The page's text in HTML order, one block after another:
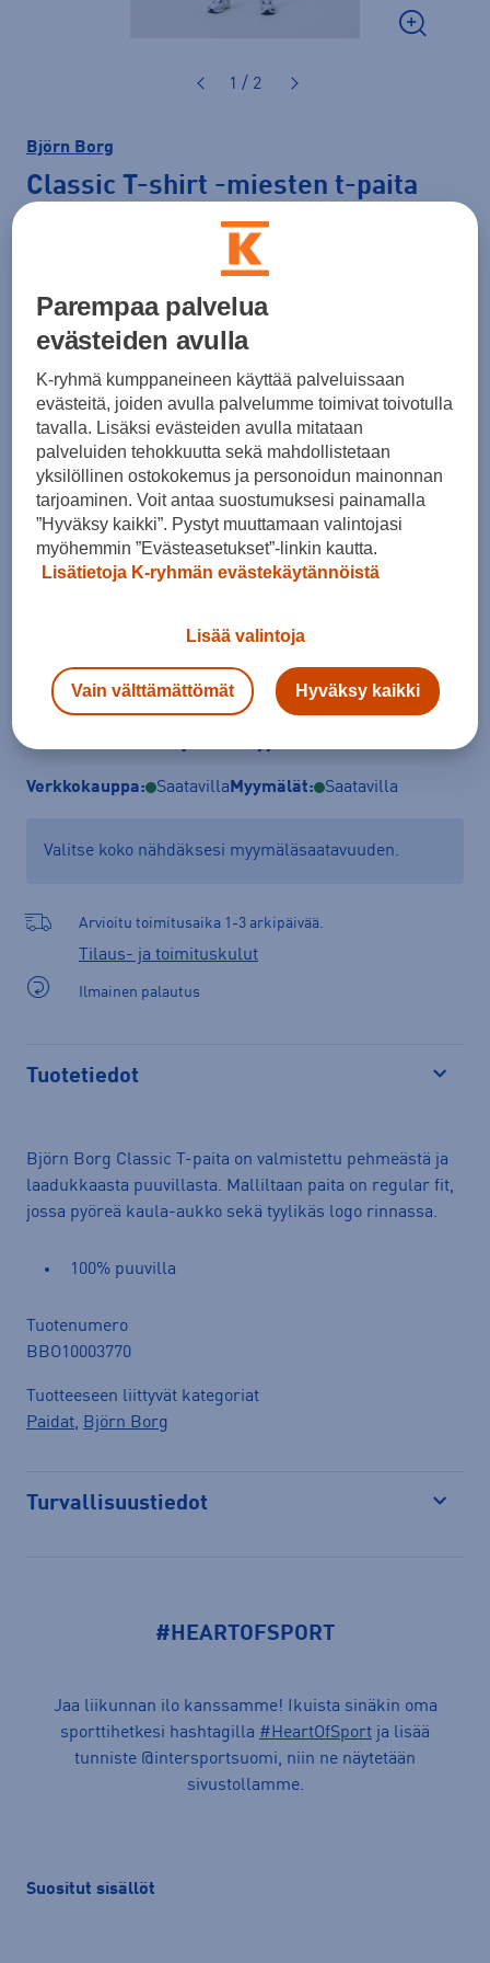
1 / 2
Björn Borg
Classic T-shirt -miesten t-paita
Koko
S M L XL XXL
Kokotaulukko
Lisää ostoskoriin
Tarkista saatavuus ja tilaa myymälästä
Verkkokauppa: Saatavilla Myymälät: Saatavilla
Valitse koko nähdäksesi myymäläsaatavuuden.
Arvioitu toimitusaika 1-3 arkipäivää.
Tilaus- ja toimituskulut
Ilmainen palautus
Tuotetiedot
Björn Borg Classic T-paita on valmistettu pehmeästä ja
laadukkaasta puuvillasta. Malliltaan paita on regular fit,
jossa pyöreä kaula-aukko sekä tyylikäs logo rinnassa.
100% puuvilla
Tuotenumero
BBO10003770
Tuotteeseen liittyvät kategoriat
Paidat, Björn Borg
Turvallisuustiedot
#HEARTOFSPORT
Jaa liikunnan ilo kanssamme! Ikuista sinäkin oma
sporttihetkesi hashtagilla #HeartOfSport ja lisää
tunniste @intersportsuomi, niin ne näytetään
sivustollamme.
Suositut sisällöt
Parempaa palvelua
evästeiden avulla
K-ryhmä kumppaneineen käyttää palveluissaan
evästeitä, joiden avulla palvelumme toimivat toivotulla
tavalla. Lisäksi evästeiden avulla mitataan
palveluiden tehokkuutta sekä mahdollistetaan
yksilöllinen ostokokemus ja personoidun mainonnan
tarjoaminen. Voit antaa suostumuksesi painamalla
”Hyväksy kaikki”. Pystyt muuttamaan valintojasi
myöhemmin ”Evästeasetukset”-linkin kautta.
Lisätietoja K-ryhmän evästekäytännöistä
Lisää valintoja
Vain välttämättömät Hyväksy kaikki